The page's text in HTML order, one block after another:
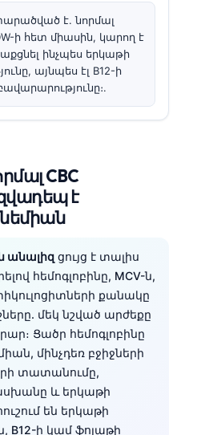
է. նորմալ
ի հետ միասին, կարող է
ինչպես երկաթի
այնպես էլ B12-ի
CBC
է
անալիզ ցույց է տալիս
հեմոգլոբինը, MCV-ն,
քանակը
մեկ նշված արժեքը
Ցածր հեմոգլոբինը
մինչդեռ բջիջների
տատանումը,
և երկաթի
են երկաթի
B12-ի կամ ֆոլաթի